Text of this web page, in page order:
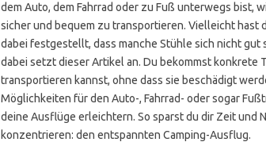
dem Auto, dem Fahrrad oder zu Fuß unterwegs bist,
sicher und bequem zu transportieren. Vielleicht hast
dabei festgestellt, dass manche Stühle sich nicht
dabei setzt dieser Artikel an. Du bekommst konkrete
transportieren kannst, ohne dass sie beschädigt
Möglichkeiten für den Auto-, Fahrrad- oder sogar
deine Ausflüge erleichtern. So sparst du dir Zeit und
konzentrieren: den entspannten Camping-Ausflug.